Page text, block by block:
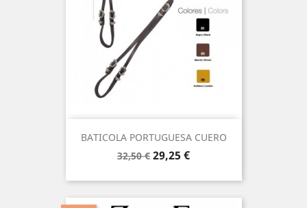
BATICOLA PORTUGUESA CUERO
Precio
32,50 € Precio
29,25 €